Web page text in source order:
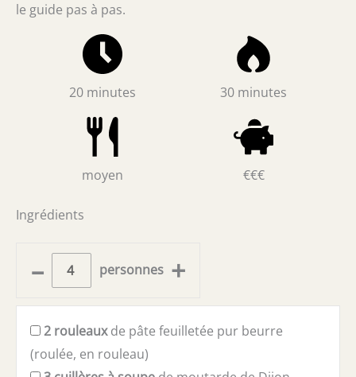
le guide pas à pas.
20 minutes 30 minutes
moyen €€€
Ingrédients
– personnes +
2 rouleauxde pâte feuilletée pur beurre
(roulée, en rouleau)